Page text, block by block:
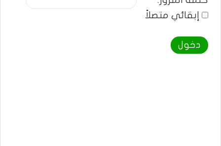
إبقائي متصلاً
دخول